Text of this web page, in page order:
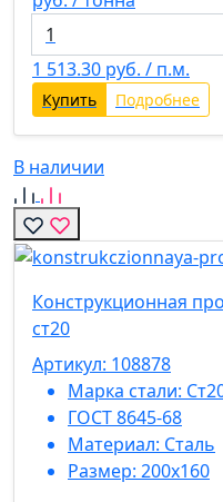
1 513.30 руб. / п.м.
Купить Подробнее
В наличии
Конструкционная
ст20
Артикул: 108878
Марка стали:
ГОСТ 8645-68
Материал: Сталь
Размер: 200х160